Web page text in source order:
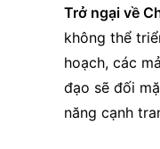
Trở ngại về
không thể
hoạch, các
đạo sẽ đối
năng cạnh